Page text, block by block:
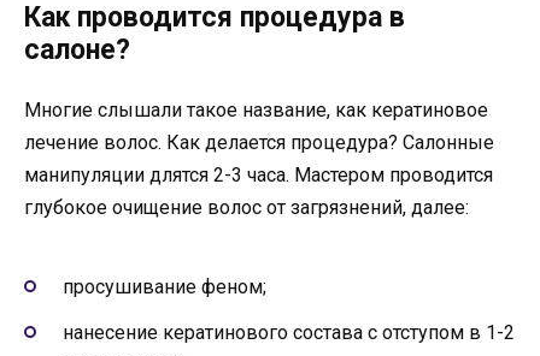
Как проводится процедура в
салоне?
Многие слышали такое название, как кератиновое
лечение волос. Как делается процедура? Салонные
манипуляции длятся 2-3 часа. Мастером проводится
глубокое очищение волос от загрязнений, далее:
просушивание феном;
нанесение кератинового состава с отступом в 1-2